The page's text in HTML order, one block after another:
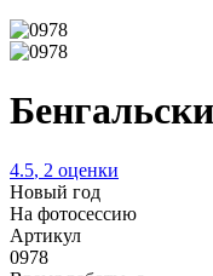
4.5, 2 оценки
Новый год
На фотосессию
Артикул
0978